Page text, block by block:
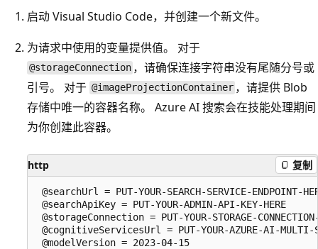
启动 Visual Studio Code，并创建一个新文件。
为请求中使用的变量提供值。 对于
@storageConnection ，请确保连接字符串没有尾随分号或
引号。 对于 @imageProjectionContainer ，请提供 Blob
存储中唯一的容器名称。 Azure AI 搜索会在技能处理期间
为你创建此容器。
http 复制
@searchUrl = PUT-YOUR-SEARCH-SERVICE-ENDPOINT-
@searchApiKey = PUT-YOUR-ADMIN-API-KEY-HERE
@storageConnection = PUT-YOUR-STORAGE-
@cognitiveServicesUrl = PUT-YOUR-AZURE-AI-MULTI-
@modelVersion = 2023-04-15